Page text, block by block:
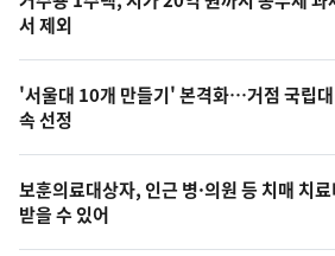
늘
의
영
상
오
늘
서 제외
'서울대 10개 만들기' 본격화…거점 국립
속 선정
보훈의료대상자, 인근 병·의원 등 치매 치
받을 수 있어